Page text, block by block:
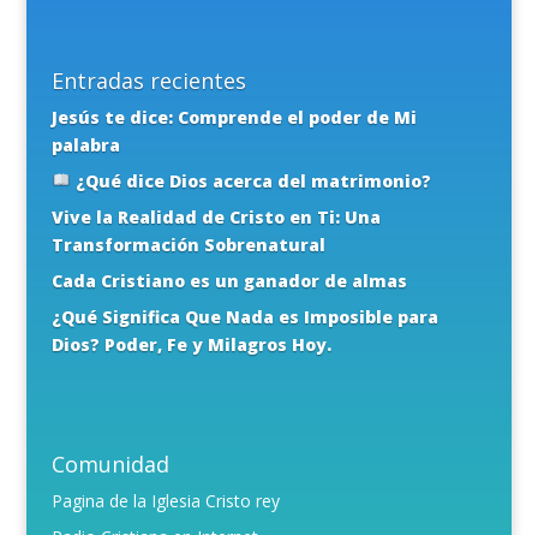
Entradas recientes
Jesús te dice: Comprende el poder de Mi
palabra
¿Qué dice Dios acerca del matrimonio?
Vive la Realidad de Cristo en Ti: Una
Transformación Sobrenatural
Cada Cristiano es un ganador de almas
¿Qué Significa Que Nada es Imposible para
Dios? Poder, Fe y Milagros Hoy.
Comunidad
Pagina de la Iglesia Cristo rey